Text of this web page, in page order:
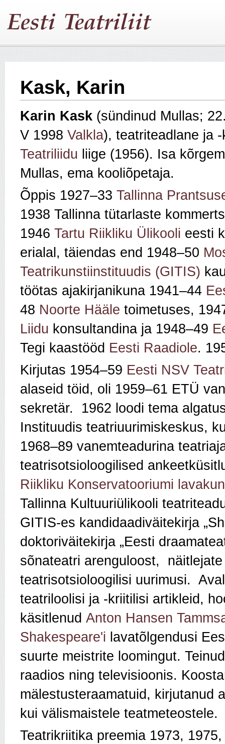
Kask, Karin
Karin Kask (sündinud Mullas;
V 1998 Valkla), teatriteadlane ja
Teatriliidu liige (1956). Isa
Mullas, ema kooliõpetaja.
Õppis 1927–33 Tallinna
1938 Tallinna tütarlaste
1946 Tartu Riikliku Ülikooli eesti
erialal, täiendas end 1948–50
Teatrikunstiinstituudis (GITIS)
töötas ajakirjanikuna 1941–44
48 Noorte Hääle toimetuses,
Liidu konsultandina ja 1948–49
Tegi kaastööd Eesti Raadiole.
Kirjutas 1954–59 Eesti NSV
alaseid töid, oli 1959–61 ETÜ
sekretär. 1962 loodi tema
Instituudis teatriuurimiskeskus,
1968–89 vanemteadurina
teatrisotsioloogilised
Riikliku Konservatooriumi
Tallinna Kultuuriülikooli
GITIS-es kandidaadiväitekirja
doktoriväitekirja „Eesti
sõnateatri arenguloost,
teatrisotsioloogilisi uurimusi.
teatriloolisi ja -kriitilisi artikleid,
käsitlenud Anton Hansen
Shakespeare'i lavatõlgendusi
suurte meistrite loomingut.
raadios ning televisioonis.
mälestusteraamatuid, kirjutanud
kui välismaistele teatmeteostele.
Teatrikriitika preemia 1973,